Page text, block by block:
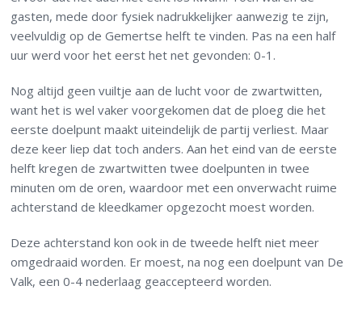
gasten, mede door fysiek nadrukkelijker aanwezig te zijn,
veelvuldig op de Gemertse helft te vinden. Pas na een half
uur werd voor het eerst het net gevonden: 0-1.
Nog altijd geen vuiltje aan de lucht voor de zwartwitten,
want het is wel vaker voorgekomen dat de ploeg die het
eerste doelpunt maakt uiteindelijk de partij verliest. Maar
deze keer liep dat toch anders. Aan het eind van de eerste
helft kregen de zwartwitten twee doelpunten in twee
minuten om de oren, waardoor met een onverwacht ruime
achterstand de kleedkamer opgezocht moest worden.
Deze achterstand kon ook in de tweede helft niet meer
omgedraaid worden. Er moest, na nog een doelpunt van De
Valk, een 0-4 nederlaag geaccepteerd worden.